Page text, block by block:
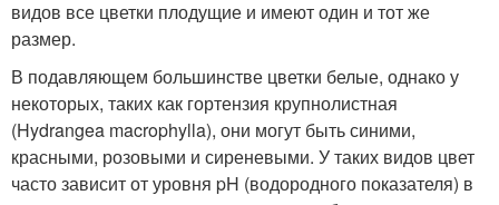
видов все цветки плодущие и имеют один и тот же
размер.
В подавляющем большинстве цветки белые, однако у
некоторых, таких как гортензия крупнолистная
(Hydrangea macrophylla), они могут быть синими,
красными, розовыми и сиреневыми. У таких видов цвет
часто зависит от уровня pH (водородного показателя) в